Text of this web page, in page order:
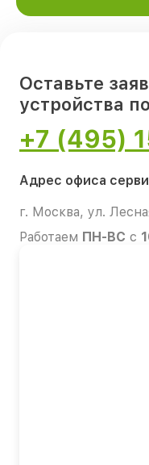
Оставьте
устройства
+7 (495)
Адрес офиса
г. Москва, ул.
Работаем ПН-ВС с